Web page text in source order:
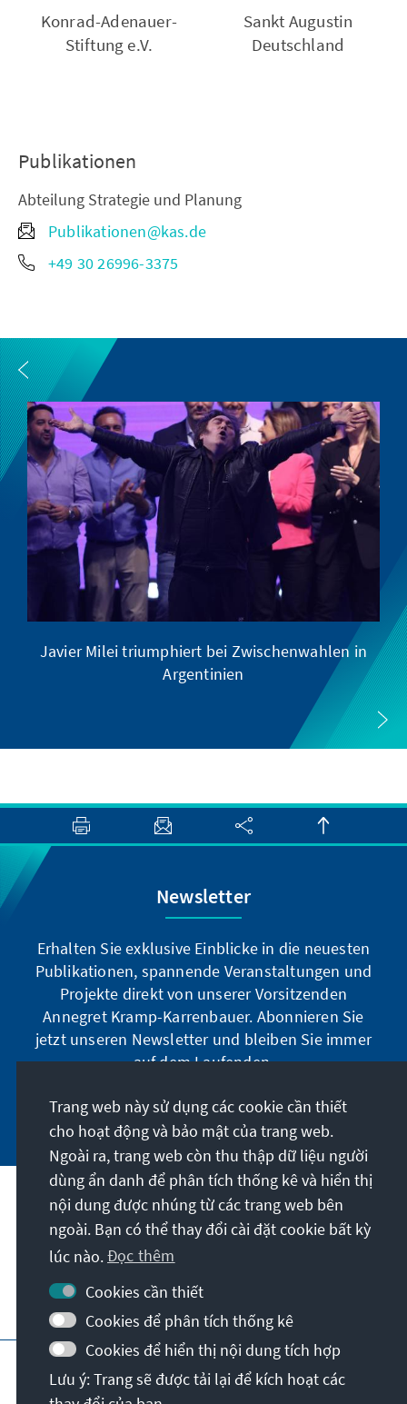
Konrad-Adenauer-
Stiftung e.V.
Sankt Augustin
Deutschland
Publikationen
Abteilung Strategie und Planung
Publikationen@kas.de
+49 30 26996-3375
Javier Milei triumphiert bei Zwischenwahlen in
Argentinien
Newsletter
Erhalten Sie exklusive Einblicke in die neuesten
Publikationen, spannende Veranstaltungen und
Projekte direkt von unserer Vorsitzenden
Annegret Kramp-Karrenbauer. Abonnieren Sie
jetzt unseren Newsletter und bleiben Sie immer
auf dem Laufenden.
Jetzt abonnieren
Sứ mệnh của chúng tôi
Liên hệ
Các chương trình khác của Quỹ
Vết Bảo mật
Điều khoản sử dụng
Erklärung zur Barrierefreiheit
Barriere melden
Trang web này sử dụng các cookie cần thiết
cho hoạt động và bảo mật của trang web.
Ngoài ra, trang web còn thu thập dữ liệu người
dùng ẩn danh để phân tích thống kê và hiển thị
nội dung được nhúng từ các trang web bên
ngoài. Bạn có thể thay đổi cài đặt cookie bất kỳ
lúc nào.Đọc thêm
Cookies cần thiết
Cookies để phân tích thống kê
Cookies để hiển thị nội dung tích hợp
Lưu ý: Trang sẽ được tải lại để kích hoạt các